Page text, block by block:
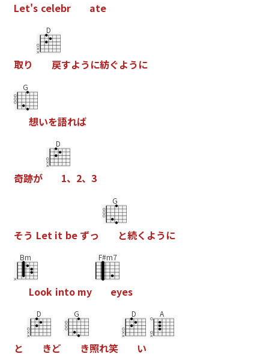
Let's celebr ate
取り
D
戻すよう に紡ぐよう に
G
想いを語れば
奇跡が
D
1、 2、 3
そう Let it be ずっ
G
と続く よう に
Bm
Look into my
F#m7
eyes
と
D
きど
G
き照れ笑
D
い
A